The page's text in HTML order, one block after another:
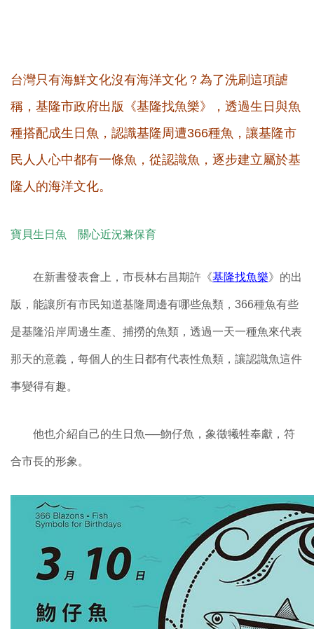
台灣只有海鮮文化沒有海洋文化？為了洗刷這項謔
稱，基隆市政府出版《基隆找魚樂》，透過生日與魚
種搭配成生日魚，認識基隆周遭366種魚，讓基隆市
民人人心中都有一條魚，從認識魚，逐步建立屬於基
隆人的海洋文化。
寶貝生日魚 關心近況兼保育
在新書發表會上，市長林右昌期許《基隆找魚樂》的出
版，能讓所有市民知道基隆周邊有哪些魚類，366種魚有些
是基隆沿岸周邊生產、捕撈的魚類，透過一天一種魚來代表
那天的意義，每個人的生日都有代表性魚類，讓認識魚這件
事變得有趣。
他也介紹自己的生日魚──魩仔魚，象徵犧牲奉獻，符
合市長的形象。